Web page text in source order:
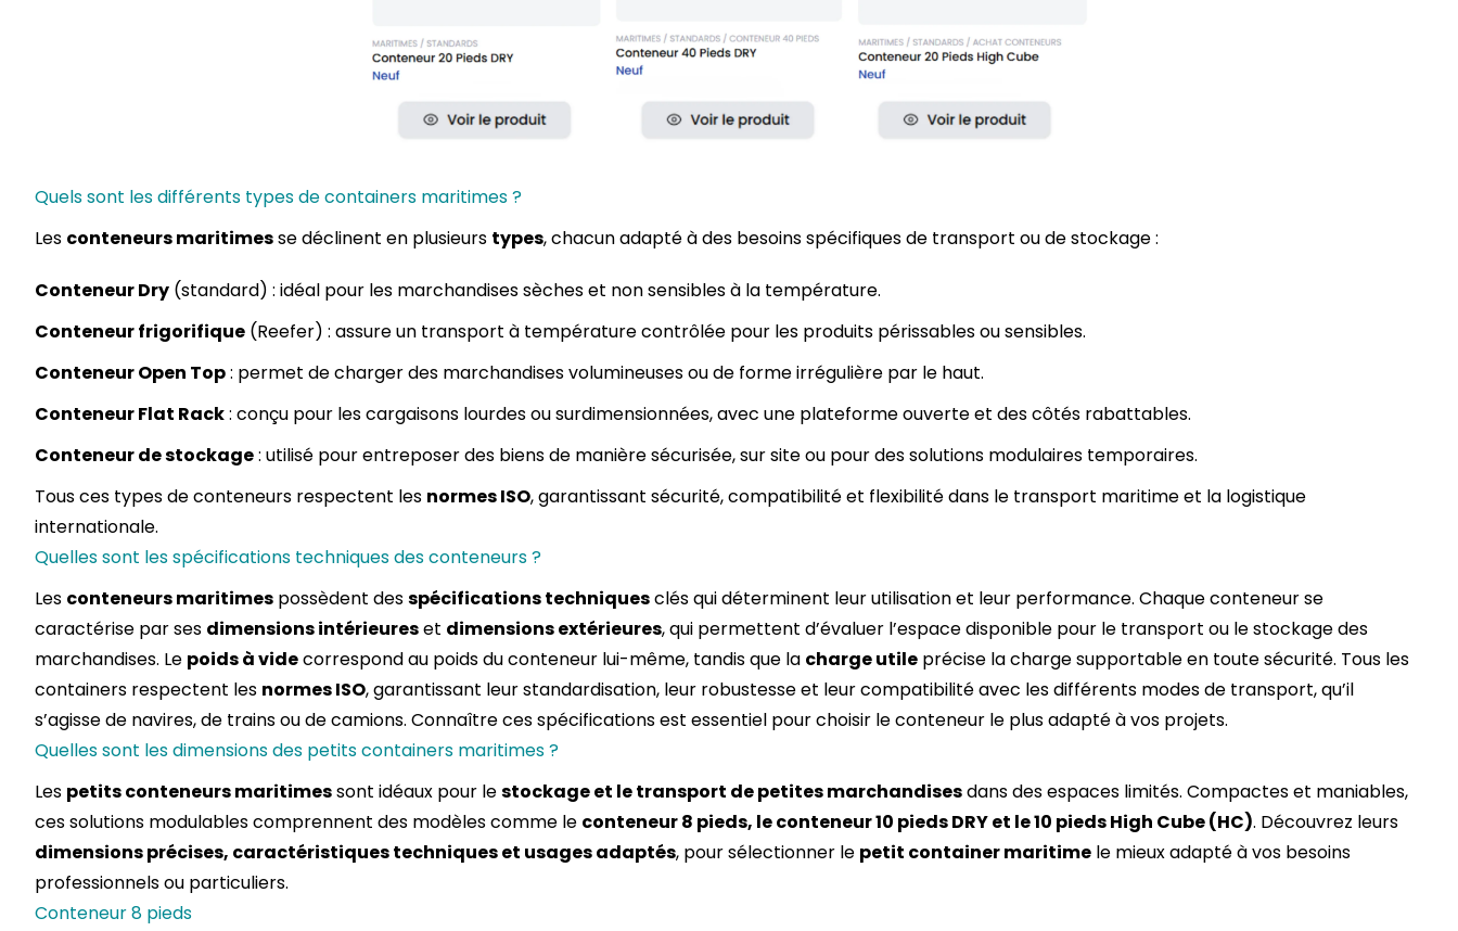
Quels sont les différents types de containers maritimes ?
Les conteneurs maritimesse déclinent en plusieurs types, chacun adapté à des besoins spécifiques de transport ou de stockage :
Conteneur Dry (standard) : idéal pour les marchandises sèches et non sensibles à la température.
Conteneur frigorifique (Reefer) : assure un transport à température contrôlée pour les produits périssables ou sensibles.
Conteneur Open Top: permet de charger des marchandises volumineuses ou de forme irrégulière par le haut.
Conteneur Flat Rack: conçu pour les cargaisons lourdes ou surdimensionnées, avec une plateforme ouverte et des côtés rabattables.
Conteneur de stockage: utilisé pour entreposer des biens de manière sécurisée, sur site ou pour des solutions modulaires temporaires.
Tous ces types de conteneurs respectent les normes ISO, garantissant sécurité, compatibilité et flexibilité dans le transport maritime et la logistique
internationale.
Quelles sont les spécifications techniques des conteneurs ?
Les conteneurs maritimes possèdent desspécifications techniquesclés qui déterminent leur utilisation et leur performance. Chaque conteneur se
caractérise par ses dimensions intérieureset dimensions extérieures, qui permettent d’évaluer l’espace disponible pour le transport ou le stockage des
marchandises. Le poids à videcorrespond au poids du conteneur lui-même, tandis que la charge utile précise la charge supportable en toute sécurité. Tous les
containers respectent les normes ISO, garantissant leur standardisation, leur robustesse et leur compatibilité avec les différents modes de transport, qu’il
s’agisse de navires, de trains ou de camions. Connaître ces spécifications est essentiel pour choisir le conteneur le plus adapté à vos projets.
Quelles sont les dimensions des petits containers maritimes ?
Les petits conteneurs maritimessont idéaux pour lestockage et le transport de petites marchandisesdans des espaces limités. Compactes et maniables,
ces solutions modulables comprennent des modèles comme le conteneur 8 pieds, le conteneur 10 pieds DRY et le 10 pieds High Cube (HC). Découvrez leurs
dimensions précises, caractéristiques techniques et usages adaptés, pour sélectionner le petit container maritime le mieux adapté à vos besoins
professionnels ou particuliers.
Conteneur 8 pieds